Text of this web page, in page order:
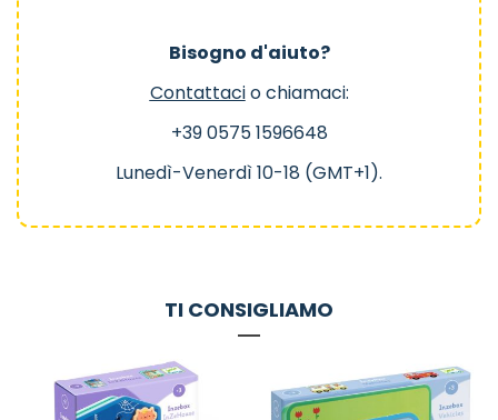
Bisogno d'aiuto?
Contattacio chiamaci:
+39 0575 1596648
Lunedì-Venerdì 10-18 (GMT+1).
TI CONSIGLIAMO